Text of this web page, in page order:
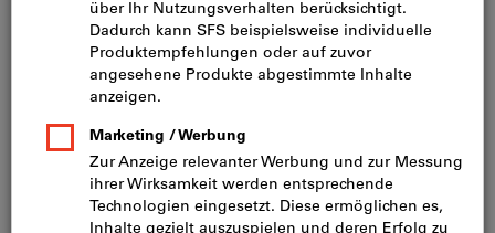
Mindestbestellmenge: 10 Stück
Bestellschritt: 10 Stück
In den Warenkorb